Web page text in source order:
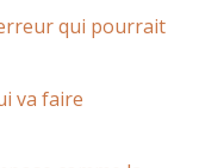
qui pourrait
va faire